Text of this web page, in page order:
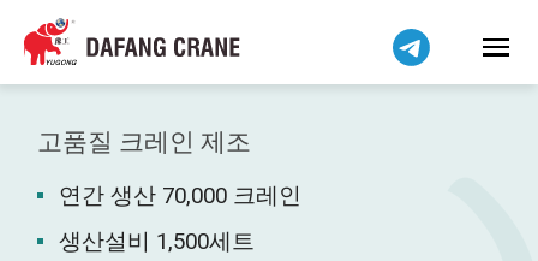
고품질 크레인 제조
연간 생산 70,000 크레인
생산설비 1,500세트
Bahasa Indonesia
Bahasa Melayu
Tiếng Việt
简体中文
فارسی
Pilipino